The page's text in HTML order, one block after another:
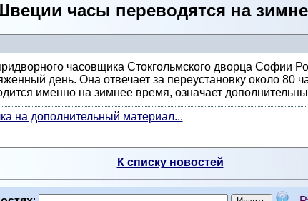
часы переводятся на
часовщика Стокгольмского дворца Софии
день. Она отвечает за переустановку около 80
именно на зимнее время, означает
на дополнительный материал...
К списку новостей